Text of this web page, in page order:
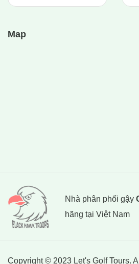
Map
Nhà phân phối gậy
hãng tại Việt Nam
Copyright © 2023 Let's Golf Tours.